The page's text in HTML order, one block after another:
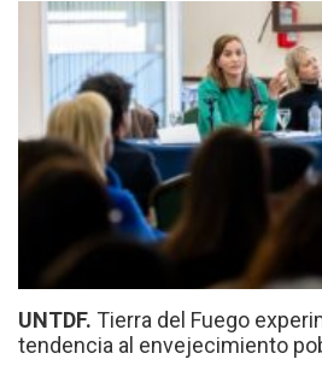
UNTDF. Tierra del Fuego
tendencia al envejecimiento